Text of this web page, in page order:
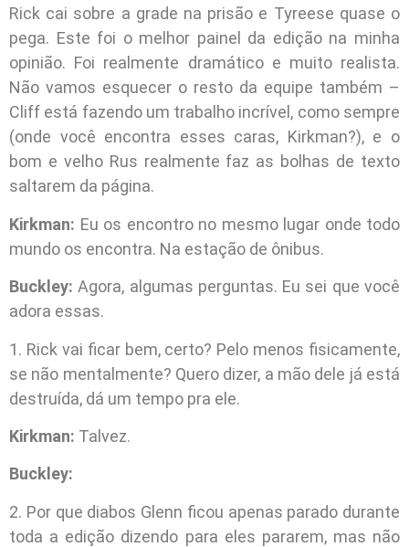
Rick cai sobre a grade na prisão e Tyreese quase o
pega. Este foi o melhor painel da edição na minha
opinião. Foi realmente dramático e muito realista.
Não vamos esquecer o resto da equipe também –
Cliff está fazendo um trabalho incrível, como sempre
(onde você encontra esses caras, Kirkman?), e o
bom e velho Rus realmente faz as bolhas de texto
saltarem da página.
Kirkman: Eu os encontro no mesmo lugar onde todo
mundo os encontra. Na estação de ônibus.
Buckley: Agora, algumas perguntas. Eu sei que você
adora essas.
1. Rick vai ficar bem, certo? Pelo menos fisicamente,
se não mentalmente? Quero dizer, a mão dele já está
destruída, dá um tempo pra ele.
Kirkman: Talvez.
Buckley:
2. Por que diabos Glenn ficou apenas parado durante
toda a edição dizendo para eles pararem, mas não